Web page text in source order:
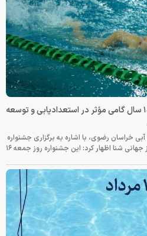
حسین گرایلی: جشنواره شنای زیر ۱۰ سال گامی مؤثر در استعدادیابی و توسعه
رضوی، با اشاره به برگزاری جشنواره